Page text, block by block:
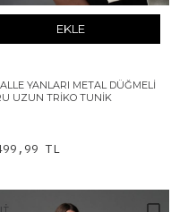
EKLE
YANLARI METAL DÜĞMELI
UZUN TRIKO TUNIK
TL